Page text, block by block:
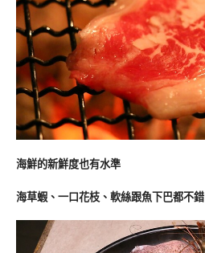
海鮮的新鮮度也有水準
海草蝦、一口花枝、軟絲跟魚下巴都不錯